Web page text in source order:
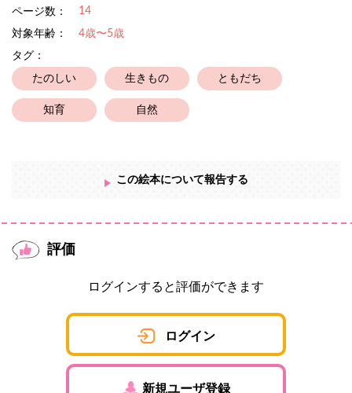
ページ数： 14
対象年齢：
4歳〜5歳
タグ：
たのしい 生きもの ともだち
知育 自然
この絵本について報告する
評価
ログインすると評価ができます
ログイン
新規ユーザ登録